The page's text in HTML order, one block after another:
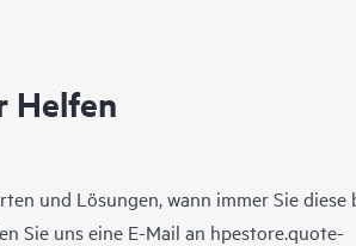
Helfen
und Lösungen, wann immer Sie diese
Sie uns eine E-Mail an hpestore.quote-